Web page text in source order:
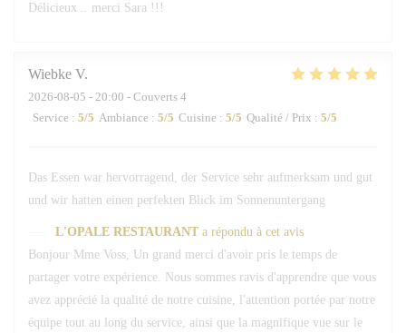
Délicieux .. merci Sara !!!
Wiebke V
2026-08-05 - 20:00 - Couverts 4
Service : 5/5 Ambiance : 5/5 Cuisine : 5/5 Qualité / Prix : 5/5
Das Essen war hervorragend, der Service sehr aufmerksam und gut
und wir hatten einen perfekten Blick im Sonnenuntergang
L'OPALE RESTAURANT a répondu à cet avis
Bonjour Mme Voss, Un grand merci d'avoir pris le temps de
partager votre expérience. Nous sommes ravis d'apprendre que vous
avez apprécié la qualité de notre cuisine, l'attention portée par notre
équipe tout au long du service, ainsi que la magnifique vue sur le